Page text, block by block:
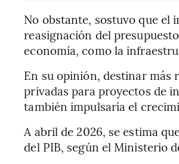
No obstante, sostuvo que el
reasignación del
economía, como la
En su opinión, destinar más
privadas para proyectos de
también impulsaría el
A abril de 2026, se estima
del PIB, según el Ministerio